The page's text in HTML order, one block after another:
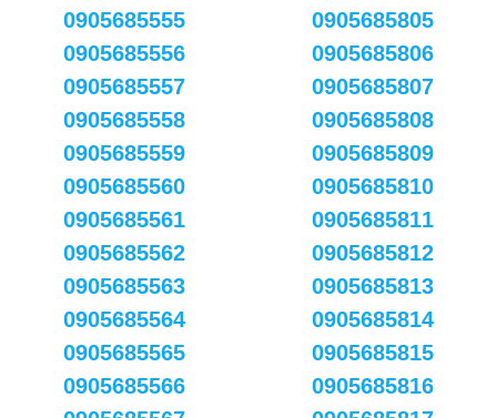
0905685555
0905685556
0905685557
0905685558
0905685559
0905685560
0905685561
0905685562
0905685563
0905685564
0905685565
0905685566
0905685805
0905685806
0905685807
0905685808
0905685809
0905685810
0905685811
0905685812
0905685813
0905685814
0905685815
0905685816